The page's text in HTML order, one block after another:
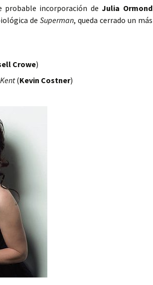
probable incorporación deJulia Ormond
de Superman, queda cerrado un más
Crowe)
(Kevin Costner)